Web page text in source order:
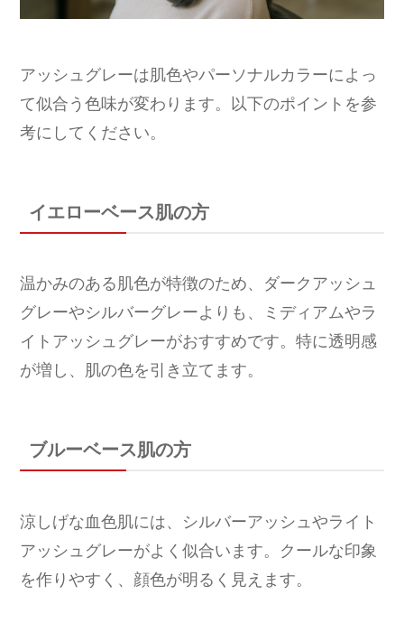
アッシュグレーは肌色やパーソナルカラーによっ
て似合う色味が変わります。以下のポイントを参
考にしてください。
イエローベース肌の方
温かみのある肌色が特徴のため、ダークアッシュ
グレーやシルバーグレーよりも、ミディアムやラ
イトアッシュグレーがおすすめです。特に透明感
が増し、肌の色を引き立てます。
ブルーベース肌の方
涼しげな血色肌には、シルバーアッシュやライト
アッシュグレーがよく似合います。クールな印象
を作りやすく、顔色が明るく見えます。